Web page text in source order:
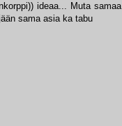
ideaa... Muta samaa
sama asia ka tabu